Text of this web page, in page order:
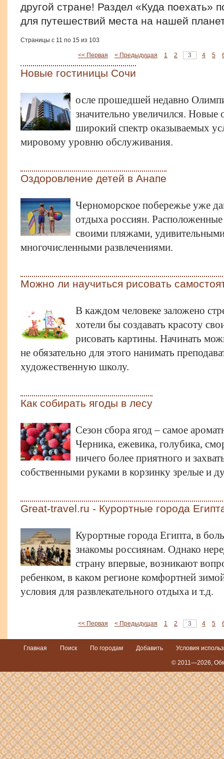
другой стране! Раздел «Куда поехать»
для путешествий места на нашей
Страницы с 11 по 15 из 103
<< Первая < Предыдущая 1 2 3 4 5
Новые гостиницы Сочи
осле прошедшей недавно
значительно увеличился. Новые
широкий спектр оказываемых
мировому уровню обслуживания.
Оздоровление детей в Анапе
Черноморское побережье уже
отдыха россиян. Расположенные
своими пляжами,
многочисленными развлечениями.
Можно ли научиться рисовать
В каждом человеке заложено
хотели бы создавать красоту
рисовать картины. Начинать
не обязательно для этого нанимать
художественную школу.
Как собирать ягоды в лесу
Сезон сбора ягод – самое
Черника, ежевика, голубика,
ничего более приятного и
собственными руками в корзинку зрелые и
Great-travel.ru - Курортные города
Курортные города Египта, в
знакомы россиянам. Однако
страну впервые, возникают
ребенком, в каком регионе комфортней
условия для развлекательного отдыха и т.д.
<< Первая < Предыдущая 1 2 3 4 5
Главная Поиск По городам Добавить Условия
© 2011—2026,